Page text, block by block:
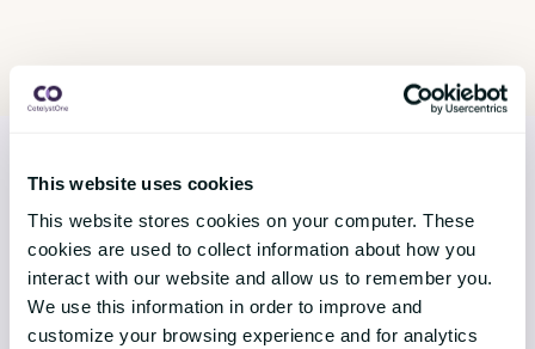
This website uses cookies
This website stores cookies on your computer. These
cookies are used to collect information about how you
interact with our website and allow us to remember you.
We use this information in order to improve and
customize your browsing experience and for analytics
LÖSNINGAR
Core HR
Continuous Performance